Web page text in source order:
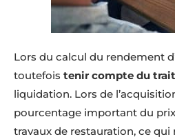
Lors du calcul du rendement
toutefois tenir compte du
liquidation. Lors de
pourcentage important du
travaux de restauration, ce